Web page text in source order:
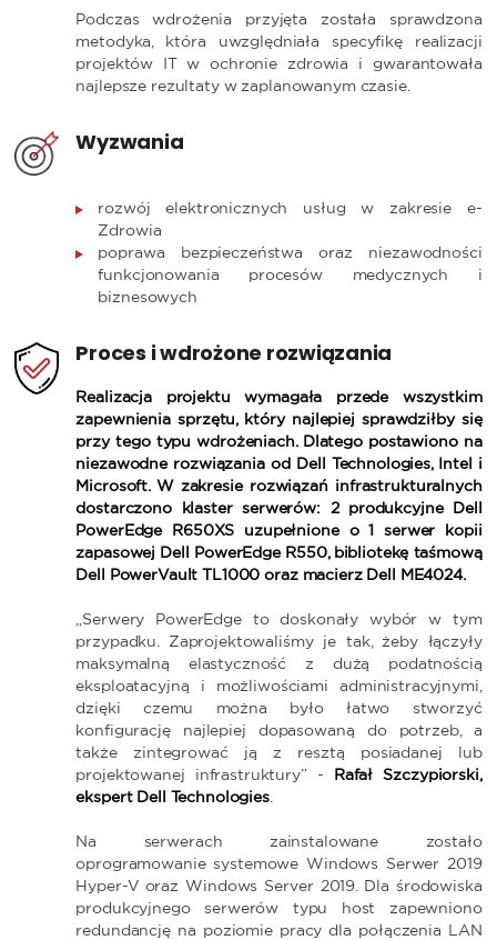
Podczas wdrożenia przyjęta została sprawdzona
metodyka, która uwzględniała specyfikę realizacji
projektów IT w ochronie zdrowia i gwarantowała
najlepsze rezultaty w zaplanowanym czasie.
Wyzwania
rozwój elektronicznych usług w zakresie e-
Zdrowia
poprawa bezpieczeństwa oraz niezawodności
funkcjonowania procesów medycznych i
biznesowych
Proces i wdrożone rozwiązania
Realizacja projektu wymagała przede wszystkim
zapewnienia sprzętu, który najlepiej sprawdziłby się
przy tego typu wdrożeniach. Dlatego postawiono na
niezawodne rozwiązania od Dell Technologies, Intel i
Microsoft. W zakresie rozwiązań infrastrukturalnych
dostarczono klaster serwerów: 2 produkcyjne Dell
PowerEdge R650XS uzupełnione o 1 serwer kopii
zapasowej Dell PowerEdge R550, bibliotekę taśmową
Dell PowerVault TL1000 oraz macierz Dell ME4024.
„Serwery PowerEdge to doskonały wybór w tym
przypadku. Zaprojektowaliśmy je tak, żeby łączyły
maksymalną elastyczność z dużą podatnością
eksploatacyjną i możliwościami administracyjnymi,
dzięki czemu można było łatwo stworzyć
konfigurację najlepiej dopasowaną do potrzeb, a
także zintegrować ją z resztą posiadanej lub
projektowanej infrastruktury” -
Rafał Szczypiorski,
ekspert Dell Technologies.
Na serwerach zainstalowane zostało
oprogramowanie systemowe Windows Serwer 2019
Hyper-V oraz Windows Server 2019. Dla środowiska
produkcyjnego serwerów typu host zapewniono
redundancję na poziomie pracy dla połączenia LAN